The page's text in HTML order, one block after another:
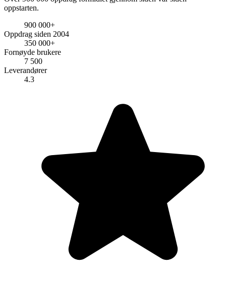
oppstarten.
900 000+
Oppdrag siden 2004
350 000+
Fornøyde brukere
7 500
Leverandører
4.3